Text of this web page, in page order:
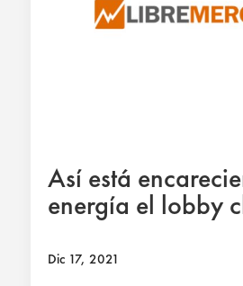
Así está
energía el lobby
Dic 17, 2021